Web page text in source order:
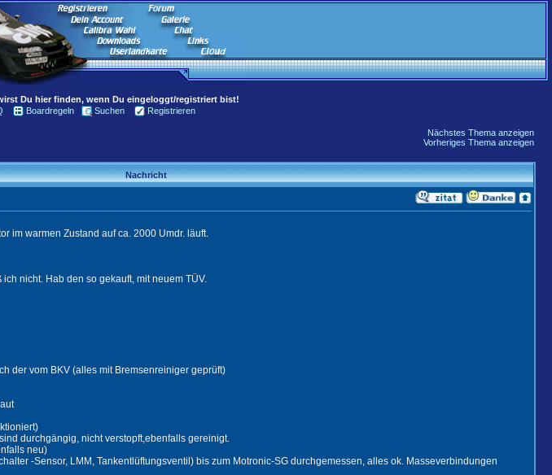
Du hier finden, wenn Du eingeloggt/registriert bist!
Boardregeln Suchen Registrieren
Nächstes Thema anzeigen
Vorheriges Thema anzeigen
Nachricht
im warmen Zustand auf ca. 2000 Umdr. läuft.
nicht. Hab den so gekauft, mit neuem TÜV.
der vom BKV (alles mit Bremsenreiniger geprüft)
durchgängig, nicht verstopft,ebenfalls gereinigt.
neu)
-Sensor, LMM, Tankentlüftungsventil) bis zum Motronic-SG durchgemessen, alles ok. Masseverbindungen